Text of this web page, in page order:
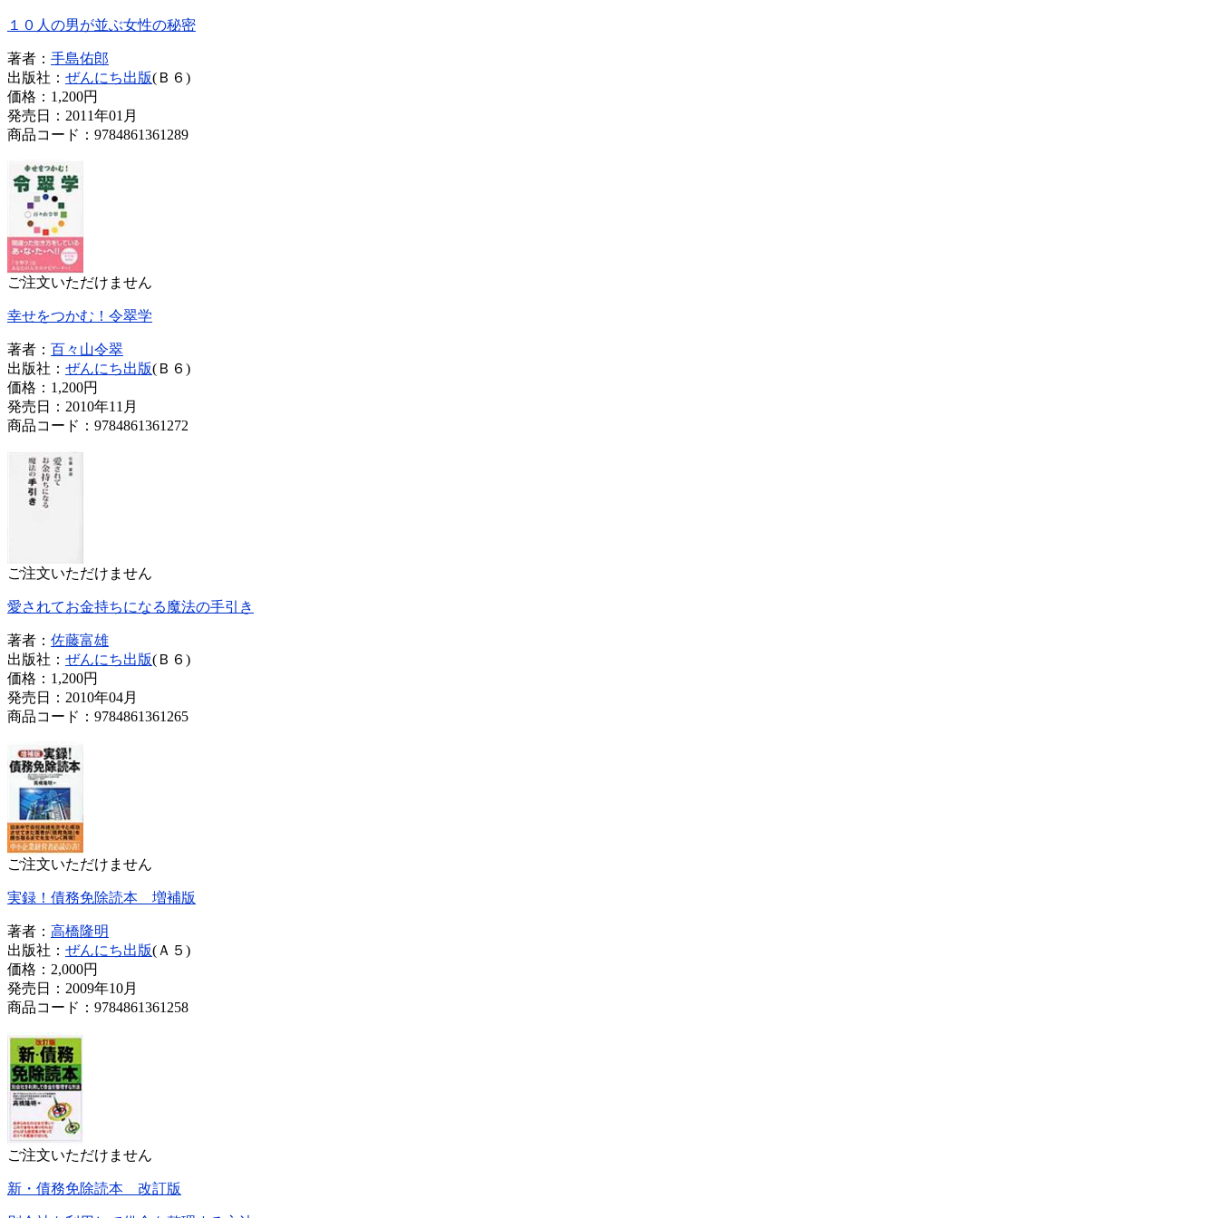
１０人の男が並ぶ女性の秘密
著者： 手島佑郎
出版社： ぜんにち出版(Ｂ６)
価格： 1,200円
発売日：2011年01月
商品コード：9784861361289
ご注文いただけません
幸せをつかむ！令翠学
著者： 百々山令翠
出版社： ぜんにち出版(Ｂ６)
価格： 1,200円
発売日：2010年11月
商品コード：9784861361272
ご注文いただけません
愛されてお金持ちになる魔法の手引き
著者： 佐藤富雄
出版社： ぜんにち出版(Ｂ６)
価格： 1,200円
発売日：2010年04月
商品コード：9784861361265
ご注文いただけません
実録！債務免除読本 増補版
著者： 高橋隆明
出版社： ぜんにち出版(Ａ５)
価格： 2,000円
発売日：2009年10月
商品コード：9784861361258
ご注文いただけません
新・債務免除読本 改訂版